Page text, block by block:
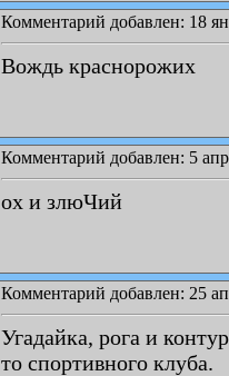
Комментарий добавлен: 18
Вождь краснорожих
Комментарий добавлен: 5
ох и злюЧий
Комментарий добавлен: 25
Угадайка, рога и
то спортивного клуба.